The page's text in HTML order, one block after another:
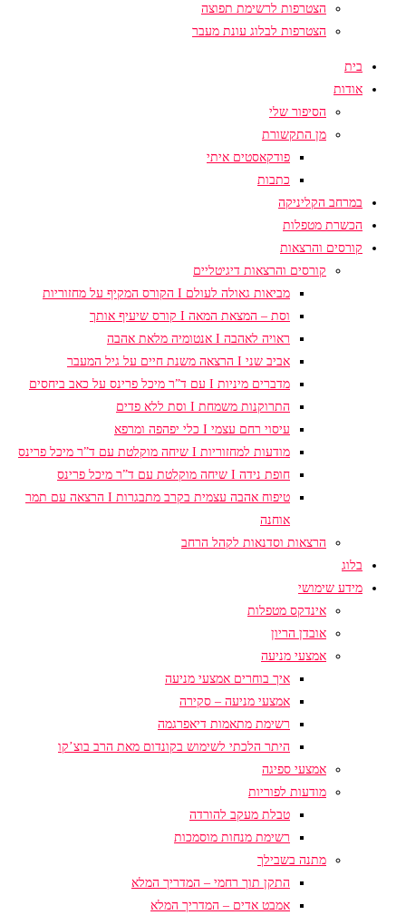
הצטרפות לרשימת תפוצה
הצטרפות לבלוג עונת מעבר
בית
אודות
הסיפור שלי
מן התקשורת
פודקאסטים איתי
כתבות
במרחב הקליניקה
הכשרת מטפלות
קורסים והרצאות
קורסים והרצאות דיגיטליים
מביאות גאולה לעולם I הקורס המקיף על מחזוריות
וסת – המצאת המאה I קורס שיעיף אותך
ראויה לאהבה I אנטומיה מלאת אהבה
אביב שני I הרצאה משנת חיים על גיל המעבר
מדברים מיניות I עם ד”ר מיכל פרינס על כאב ביחסים
התרוקנות משמחת I וסת ללא פדים
עיסוי רחם עצמי I כלי יפהפה ומרפא
מודעות למחזוריות I שיחה מוקלטת עם ד”ר מיכל פרינס
חופת נידה I שיחה מוקלטת עם ד”ר מיכל פרינס
טיפוח אהבה עצמית בקרב מתבגרות I הרצאה עם תמר
אוחנה
הרצאות וסדנאות לקהל הרחב
בלוג
מידע שימושי
אינדקס מטפלות
אובדן הריון
אמצעי מניעה
איך בוחרים אמצעי מניעה
אמצעי מניעה – סקירה
רשימת מתאמות דיאפרגמה
היתר הלכתי לשימוש בקונדום מאת הרב בוצ’קו
אמצעי ספיגה
מודעות לפוריות
טבלת מעקב להורדה
רשימת מנחות מוסמכות
מתנה בשבילך
התקן תוך רחמי – המדריך המלא
אמבט אדים – המדריך המלא